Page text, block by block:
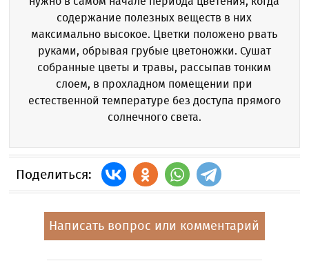
содержание полезных веществ в них
максимально высокое. Цветки положено рвать
руками, обрывая грубые цветоножки. Сушат
собранные цветы и травы, рассыпав тонким
слоем, в прохладном помещении при
естественной температуре без доступа прямого
солнечного света.
Поделиться:
Написать вопрос или комментарий